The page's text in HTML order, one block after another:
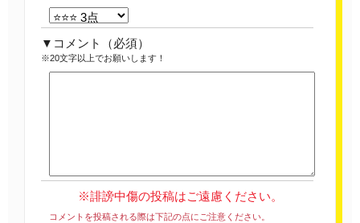
コメント （必須）
※20文字以上でお願いします！
※誹謗中傷の投稿はご遠慮ください。
コメントを投稿される際は下記の点にご注意ください。